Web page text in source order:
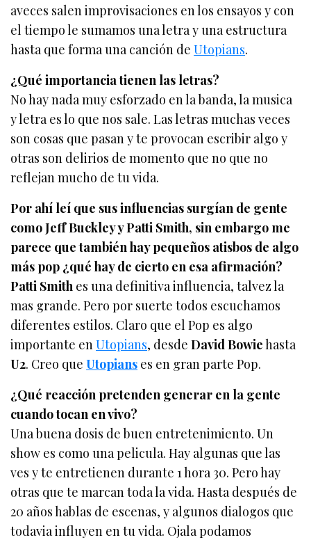
aveces salen improvisaciones en los ensayos y con
el tiempo le sumamos una letra y una estructura
hasta que forma una canción deUtopians.
¿Qué importancia tienen las letras?
No hay nada muy esforzado en la banda, la musica
y letra es lo que nos sale. Las letras muchas veces
son cosas que pasan y te provocan escribir algo y
otras son delirios de momento que no que no
reflejan mucho de tu vida.
Por ahí leí que sus influencias surgían de gente
como Jeff Buckley y Patti Smith, sin embargo me
parece que también hay pequeños atisbos de algo
más pop ¿qué hay de cierto en esa afirmación?
Patti Smith es una definitiva influencia, talvez la
mas grande. Pero por suerte todos escuchamos
diferentes estilos. Claro que el Pop es algo
importante enUtopians, desdeDavid Bowiehasta
U2. Creo queUtopians es en gran parte Pop.
¿Qué reacción pretenden generar en la gente
cuando tocan en vivo?
Una buena dosis de buen entretenimiento. Un
show es como una pelicula. Hay algunas que las
ves y te entretienen durante 1 hora 30. Pero hay
otras que te marcan toda la vida. Hasta después de
20 años hablas de escenas, y algunos dialogos que
todavia influyen en tu vida. Ojala podamos